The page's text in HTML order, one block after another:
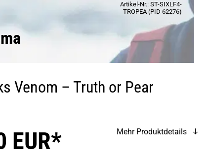
Artikel-Nr.: ST-SIXLF4-
TROPEA (PID 62276)
Venom – Truth or Pear
EUR* Mehr Produktdetails